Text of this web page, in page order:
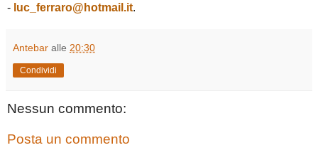
- luc_ferraro@hotmail.it.
Antebar alle 20:30
Condividi
Nessun commento:
Posta un commento